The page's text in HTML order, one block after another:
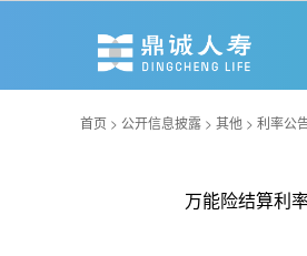
首页 > 公开信息披露 > 其他 > 利率公
万能险结算利